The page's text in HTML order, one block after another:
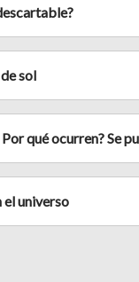
sol
qué ocurren? Se
el universo